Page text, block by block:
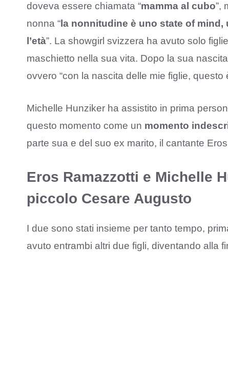
doveva essere chiamata “mamma al cubo”,
nonna “ la nonnitudine è uno state of
l’età”. La showgirl svizzera ha avuto solo
maschietto nella sua vita. Dopo la sua
ovvero “con la nascita delle mie figlie, questo
Michelle Hunziker ha assistito in prima
questo momento come un momento
parte sua e del suo ex marito, il cantante
Eros Ramazzotti e Michelle
piccolo Cesare Augusto
I due sono stati insieme per tanto tempo,
avuto entrambi altri due figli, diventando alla